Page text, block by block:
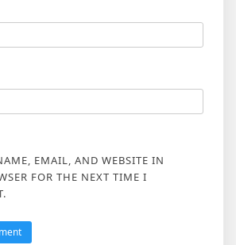
EMAIL, AND WEBSITE IN
FOR THE NEXT TIME I